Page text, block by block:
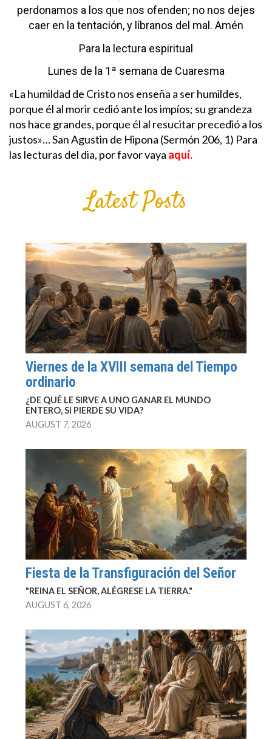
perdonamos a los que nos ofenden; no nos dejes
caer en la tentación,y líbranos del mal. Amén
Para la lectura espiritual
Lunes de la 1ª semana de Cuaresma
«La humildad de Cristo nos enseña a ser humildes,
porque él al morir cedió ante los impíos; su grandeza
nos hace grandes, porque él al resucitar precedió a los
justos»… San Agustin de Hipona (Sermón 206, 1) Para
las lecturas del dia, por favor vaya aquí.
Latest Posts
Viernes de la XVIII semana del Tiempo
ordinario
¿DE QUÉ LE SIRVE A UNO GANAR EL MUNDO
ENTERO, SI PIERDE SU VIDA?
AUGUST 7, 2026
Fiesta de la Transfiguración del Señor
"REINA EL SEÑOR, ALÉGRESE LA TIERRA."
AUGUST 6, 2026